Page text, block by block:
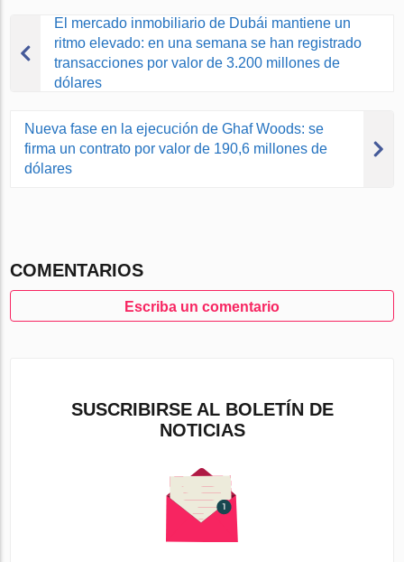
El mercado inmobiliario de Dubái mantiene un
ritmo elevado: en una semana se han registrado
transacciones por valor de 3.200 millones de
dólares
Nueva fase en la ejecución de Ghaf Woods: se
firma un contrato por valor de 190,6 millones de
dólares
COMENTARIOS
Escriba un comentario
SUSCRIBIRSE AL BOLETÍN DE
NOTICIAS